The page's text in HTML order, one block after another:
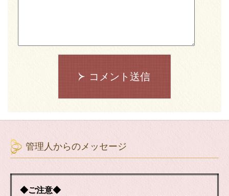
コメント送信
管理人からのメッセージ
◆ご注意◆